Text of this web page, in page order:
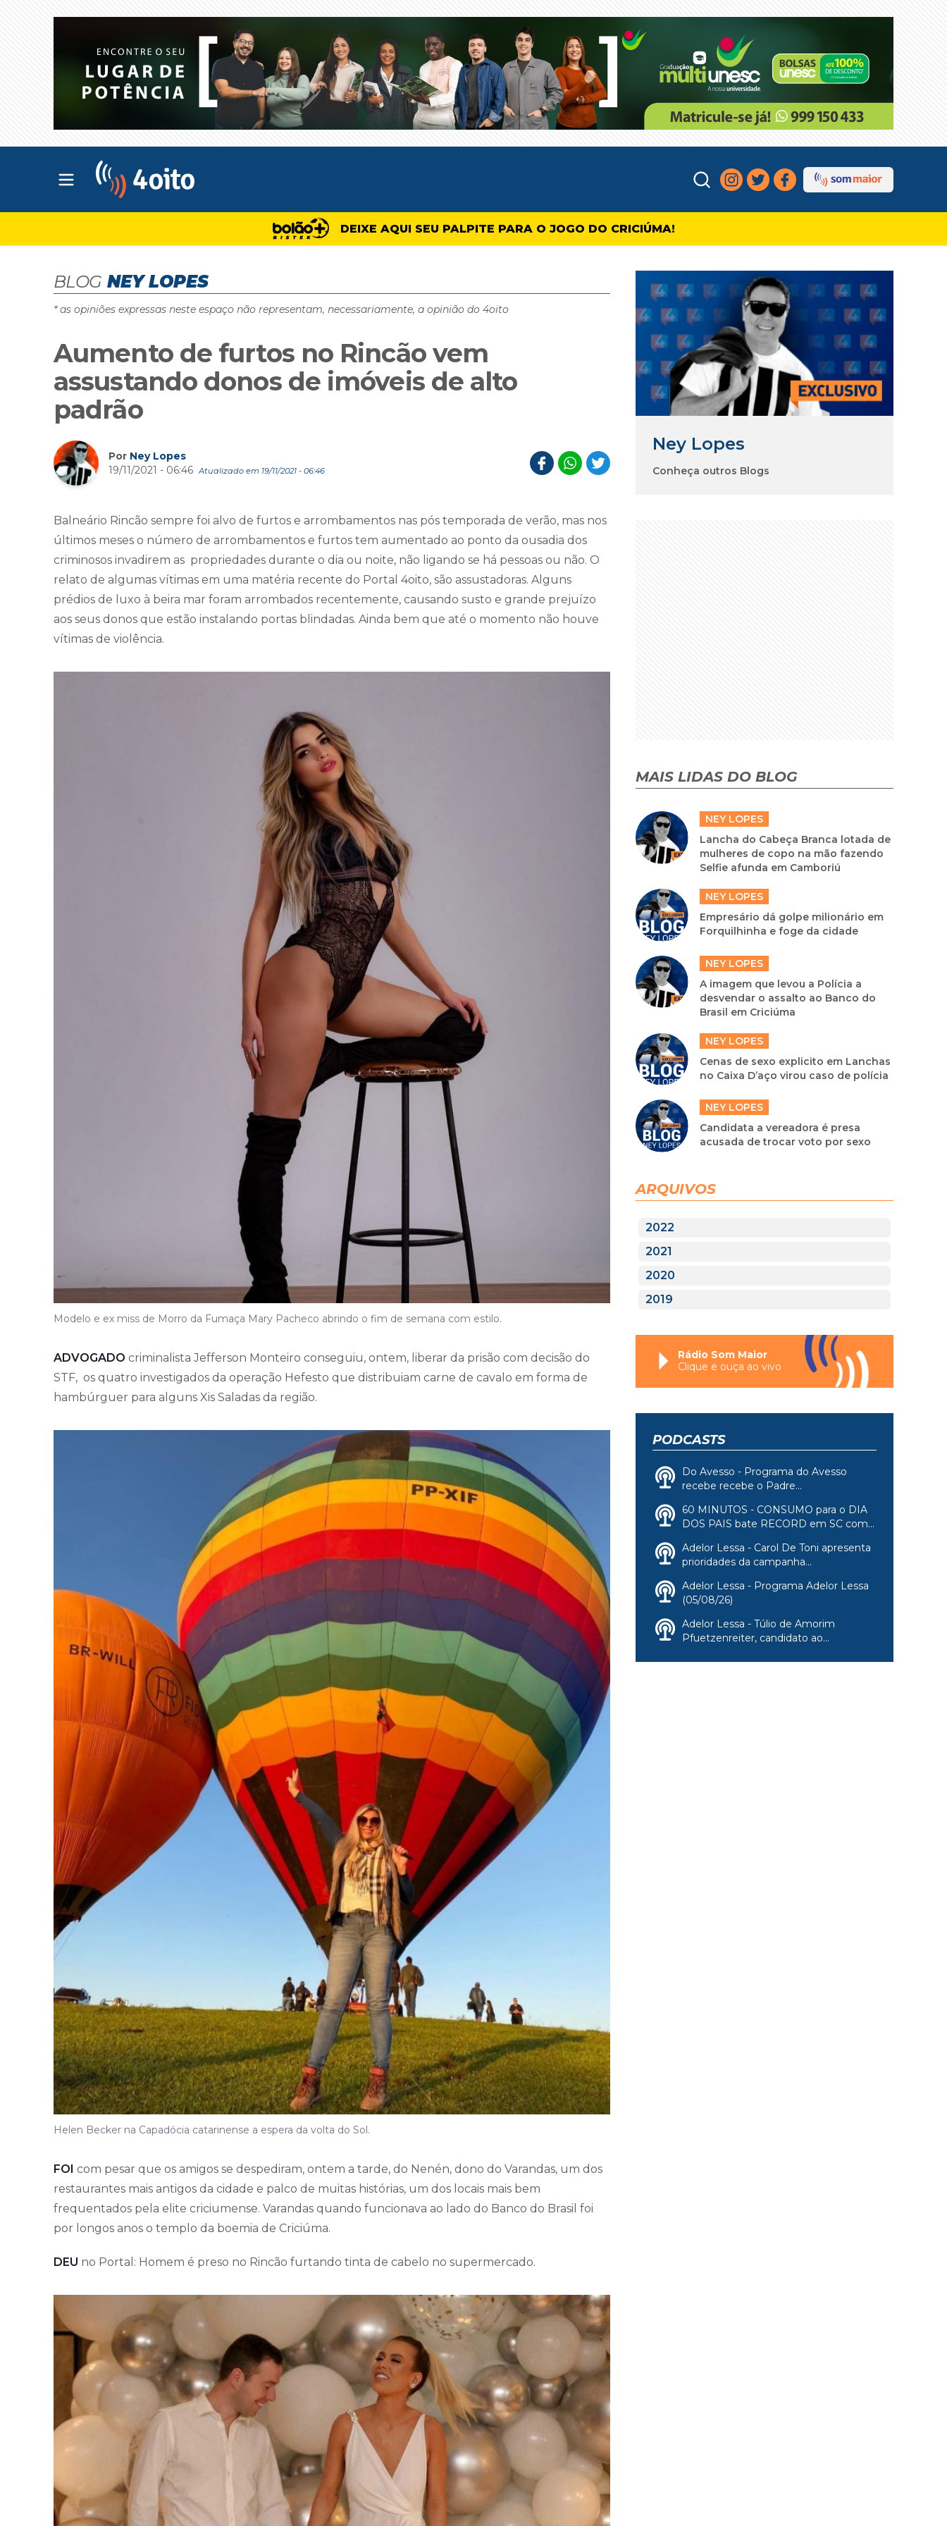
Abrir menu principal
DEIXE AQUI SEU PALPITE PARA O JOGO DO CRICIÚMA!
BLOG NEY LOPES
* as opiniões expressas neste espaço não representam, necessariamente, a opinião do 4oito
Aumento de furtos no Rincão vem
assustando donos de imóveis de alto
padrão
Por Ney Lopes
19/11/2021 - 06:46 Atualizado em 19/11/2021 - 06:46
Balneário Rincão sempre foi alvo de furtos e arrombamentos nas pós temporada de verão, mas nos
últimos meses o número de arrombamentos e furtos tem aumentado ao ponto da ousadia dos
criminosos invadirem as propriedades durante o dia ou noite, não ligando se há pessoas ou não. O
relato de algumas vítimas em uma matéria recente do Portal 4oito, são assustadoras. Alguns
prédios de luxo à beira mar foram arrombados recentemente, causando susto e grande prejuízo
aos seus donos que estão instalando portas blindadas. Ainda bem que até o momento não houve
vítimas de violência.
Modelo e ex miss de Morro da Fumaça Mary Pacheco abrindo o fim de semana com estilo.
ADVOGADO criminalista Jefferson Monteiro conseguiu, ontem, liberar da prisão com decisão do
STF, os quatro investigados da operação Hefesto que distribuiam carne de cavalo em forma de
hambúrguer para alguns Xis Saladas da região.
Helen Becker na Capadócia catarinense a espera da volta do Sol.
FOI com pesar que os amigos se despediram, ontem a tarde, do Nenén, dono do Varandas, um dos
restaurantes mais antigos da cidade e palco de muitas histórias, um dos locais mais bem
frequentados pela elite criciumense. Varandas quando funcionava ao lado do Banco do Brasil foi
por longos anos o templo da boemia de Criciúma.
DEU no Portal: Homem é preso no Rincão furtando tinta de cabelo no supermercado.
Ney Lopes
Conheça outros Blogs
MAIS LIDAS DO BLOG
NEY LOPES
Lancha do Cabeça Branca lotada de
mulheres de copo na mão fazendo
Selfie afunda em Camboriú
NEY LOPES
Empresário dá golpe milionário em
Forquilhinha e foge da cidade
NEY LOPES
A imagem que levou a Polícia a
desvendar o assalto ao Banco do
Brasil em Criciúma
NEY LOPES
Cenas de sexo explicito em Lanchas
no Caixa D’aço virou caso de polícia
NEY LOPES
Candidata a vereadora é presa
acusada de trocar voto por sexo
ARQUIVOS
2022
2021
2020
2019
Rádio Som Maior
Clique e ouça ao vivo
PODCASTS
Do Avesso - Programa do Avesso
recebe recebe o Padre...
60 MINUTOS - CONSUMO para o DIA
DOS PAIS bate RECORD em SC com...
Adelor Lessa - Carol De Toni apresenta
prioridades da campanha...
Adelor Lessa - Programa Adelor Lessa
(05/08/26)
Adelor Lessa - Túlio de Amorim
Pfuetzenreiter, candidato ao...